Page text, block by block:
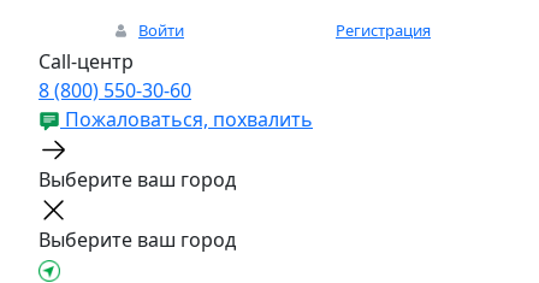
Войти Регистрация
Call-центр
8 (800) 550-30-60
Пожаловаться, похвалить
Выберите ваш город
Выберите ваш город